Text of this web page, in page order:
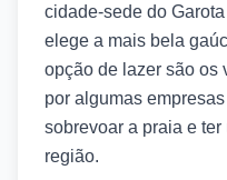
cidade-sede do
elege a mais bela
opção de lazer são os
por algumas
sobrevoar a praia e
região.